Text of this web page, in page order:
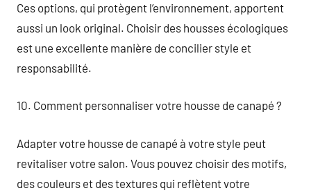
Ces options, qui protègent l’environnement, apportent
aussi un look original. Choisir des housses écologiques
est une excellente manière de concilier style et
responsabilité.
10. Comment personnaliser votre housse de canapé ?
Adapter votre housse de canapé à votre style peut
revitaliser votre salon. Vous pouvez choisir des motifs,
des couleurs et des textures qui reflètent votre